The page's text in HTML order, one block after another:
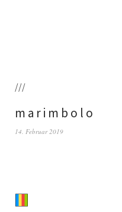
///
m a r i m b o l o
14. Februar 2019